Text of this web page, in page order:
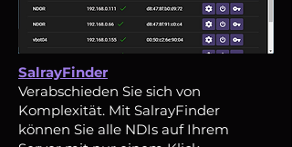
SalrayFinder
Verabschieden Sie sich von
Komplexität. Mit SalrayFinder
können Sie alle NDIs auf Ihrem